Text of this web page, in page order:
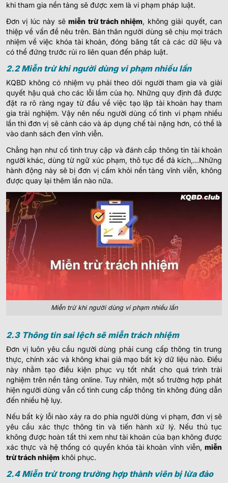
khi tham gia nền tảng sẽ được xem là vi phạm pháp luật.
Đơn vị lúc này sẽmiễn trừ trách nhiệm, không giải quyết, can
thiệp về vấn đề nêu trên. Bản thân người dùng sẽ chịu mọi trách
nhiệm về việc khóa tài khoản, đóng băng tất cả các dữ liệu và
có thể đứng trước rủi ro liên quan đến pháp luật.
2.2 Miễn trừ khi người dùng vi phạm nhiều lần
KQBD không có nhiệm vụ phải theo dõi người tham gia và giải
quyết hậu quả cho các lỗi lầm của họ. Những quy định đã được
đặt ra rõ ràng ngay từ đầu về việc tạo lập tài khoản hay tham
gia trải nghiệm. Vậy nên nếu người dùng cố tình vi phạm nhiều
lần thì đơn vị sẽ cảnh cáo và áp dụng chế tài nặng hơn, có thể là
vào danh sách đen vĩnh viễn.
Chẳng hạn như cố tình truy cập và đánh cắp thông tin tài khoản
người khác, dùng từ ngữ xúc phạm, thô tục để đả kích,…Những
hành động này sẽ bị đơn vị cấm khỏi nền tảng vĩnh viễn, không
được quay lại thêm lần nào nữa.
Miễn trừ khi người dùng vi phạm nhiều lần
2.3 Thông tin sai lệch sẽ miễn trách nhiệm
Đơn vị luôn yêu cầu người dùng phải cung cấp thông tin trung
thực, chính xác và không khai giả mạo bất kỳ dữ liệu nào. Điều
này nhằm tạo điều kiện phục vụ tốt nhất cho quá trình trải
nghiệm trên nền tảng online. Tuy nhiên, một số trường hợp phát
hiện người dùng vẫn cố tình cung cấp thông tin không đúng dẫn
đến nhiều hệ lụy.
Nếu bất kỳ lỗi nào xảy ra do phía người dùng vi phạm, đơn vị sẽ
yêu cầu xác thực thông tin và tiến hành xử lý. Nếu thủ tục
không được hoàn tất thì xem như tài khoản của bạn không được
xác thực và hệ thống có quyền khóa tài khoản vĩnh viễn, miễn
trừ trách nhiệm khôi phục.
2.4 Miễn trừ trong trường hợp thành viên bị lừa đảo